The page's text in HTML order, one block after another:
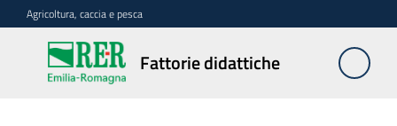
Vai al contenuto
Vai alla navigazione
Vai al footer
Agricoltura, caccia e pesca
Fattorie didattiche
Fattorie
didattiche